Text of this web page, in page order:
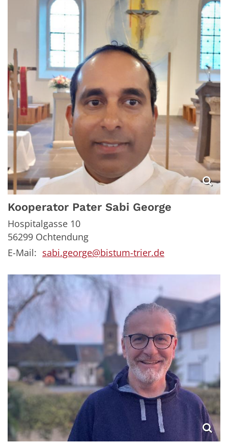
Kooperator Pater Sabi George
Hospitalgasse 10
56299 Ochtendung
E-Mail: sabi.george@bistum-trier.de